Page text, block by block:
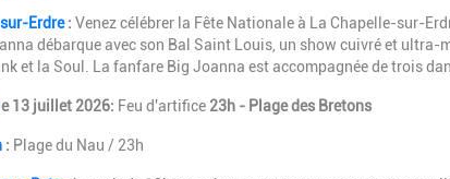
Erdre: Venez célébrer la Fête Nationale à La Chapelle-sur-
débarque avec son Bal Saint Louis, un show cuivré et ultra-
et la Soul. La fanfare Big Joanna est accompagnée de trois
13 juillet 2026: Feu d'artifice 23h - Plage des Bretons
: Plage du Nau / 23h